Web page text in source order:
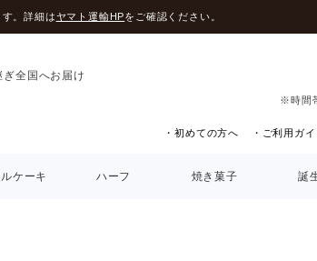
。詳細はヤマト運輸HPをご確認ください。
全国へお届け
※時間
・初めての方へ ・ご利用ガイ
ケーキ ハーフ 焼き菓子 誕